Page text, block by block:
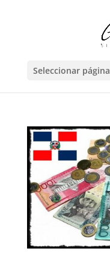
Seleccionar página